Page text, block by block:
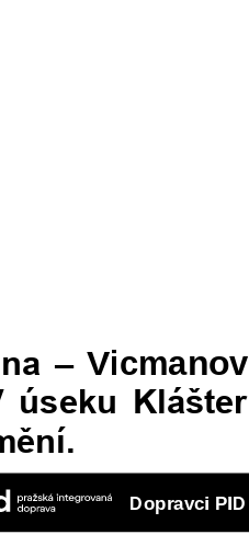
Dopravci PID
– Vicmanov
úseku Klášter